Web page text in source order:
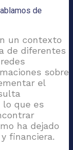
de
un contexto
de diferentes
sobre
el
que es
ha dejado
financiera.